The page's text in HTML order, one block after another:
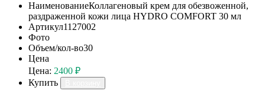
НаименованиеКоллагеновый крем для обезвоженной,
раздраженной кожи лица HYDRO COMFORT 30 мл
Артикул1127002
Фото
Объем/кол-во30
Цена
Цена: 2400 ₽
Купить